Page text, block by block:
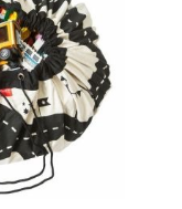
Dodajte
na listu
želja